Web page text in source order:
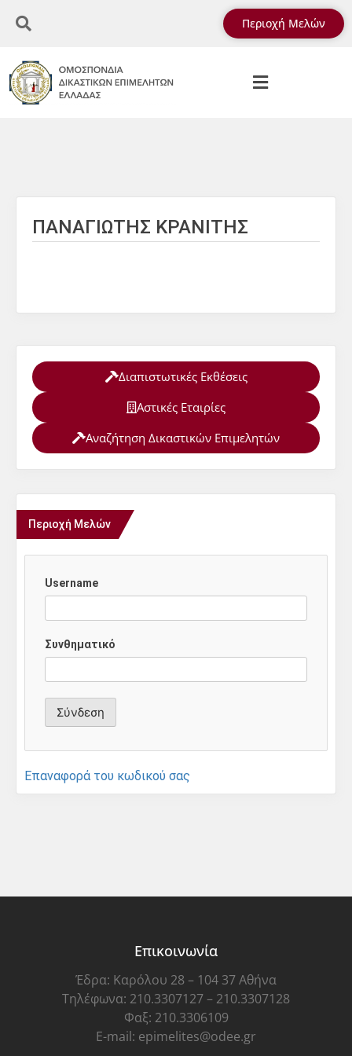
Περιοχή Μελών
ΠΑΝΑΓΙΩΤΗΣ ΚΡΑΝΙΤΗΣ
Διαπιστωτικές Εκθέσεις
Αστικές Εταιρίες
Αναζήτηση Δικαστικών Επιμελητών
Περιοχή Μελών
Username
Συνθηματικό
Επαναφορά του κωδικού σας
Επικοινωνία
Έδρα: Καρόλου 28 – 104 37 Αθήνα
Τηλέφωνα: 210.3307127 – 210.3307128
Φαξ: 210.3306109
E-mail: epimelites@odee.gr